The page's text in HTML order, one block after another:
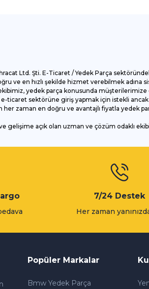
Ltd. Şti. E-Ticaret / Yedek Parça
ve en hızlı şekilde hizmet verebilmek adına
yedek parça konusunda
ticaret sektörüne giriş yapmak için istekli
zaman en doğru ve avantajlı fiyatla yedek
gelişime açık olan uzman ve çözüm odaklı
7/24 Destek
Her zaman
Popüler Markalar
Bmw Yedek Parça